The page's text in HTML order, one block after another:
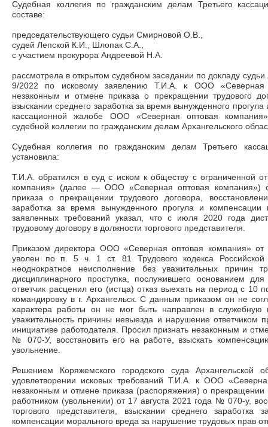
Судебная коллегия по гражданским делам Третьего
составе:
председательствующего судьи Смирновой О.В.,
судей Лепской К.И., Шлопак С.А.,
с участием прокурора Андреевой Н.А.
рассмотрела в открытом судебном заседании по докладу
9/2022 по исковому заявлению Т.И.А. к ООО «Северная
незаконным и отмене приказа о прекращении трудового
взыскании среднего заработка за время вынужденного
кассационной жалобе ООО «Северная оптовая
судебной коллегии по гражданским делам Архангельского
Судебная коллегия по гражданским делам Третьего
установила:
Т.И.А. обратился в суд с иском к обществу с ограниченной
компания» (далее— ООО «Северная оптовая компания»)
приказа о прекращении трудового договора,
заработка за время вынужденного прогула и
заявленных требований указал, что с июля 2020 года
трудовому договору в должности торгового представителя.
Приказом директора ООО «Северная оптовая компания»
уволен по п. 5 ч. 1 ст. 81 Трудового кодекса
неоднократное неисполнение без уважительных причин
дисциплинарного проступка, послужившего основанием
ответчик расценил его (истца) отказ выехать на период с 10
командировку в г. Архангельск. С данным приказом он не
характера работы он не мог быть направлен в служебную
уважительность причины невыезда и нарушение ответчиком
инициативе работодателя. Просил признать незаконным и
№ 070-У, восстановить его на работе, взыскать
увольнение.
Решением Коряжемского городского суда
удовлетворении исковых требований Т.И.А. к ООО
незаконным и отмене приказа (распоряжения) о прекращении
работником (увольнении) от 17 августа 2021 года № 070-у,
торгового представителя, взыскании среднего
компенсации морального вреда за нарушение трудовых прав